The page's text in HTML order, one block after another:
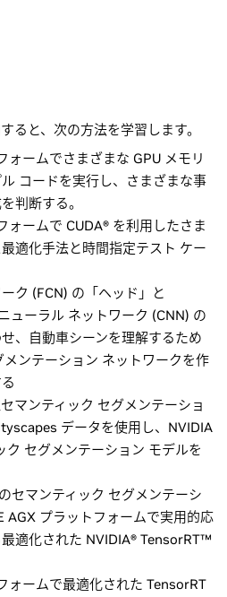
ると、次の方法を学習します。
ォームでさまざまな GPU メモリ
コードを実行し、さまざまな事
判断する。
ォームで CUDA® を利用したさま
適化手法と時間指定テスト ケー
ク (FCN) の「ヘッド」と
ューラル ネットワーク (CNN) の
せ、自動車シーンを理解するため
ンテーション ネットワークを作
マンティック セグメンテーショ
データを使用し、NVIDIA
ク セグメンテーション モデルを
セマンティック セグメンテーシ
AGX プラットフォームで実用的応
適化された NVIDIA® TensorRT™
ォームで最適化された TensorRT